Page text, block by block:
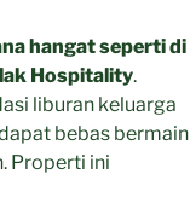
hangat seperti di
Hospitality.
liburan keluarga
bebas bermain
Properti ini